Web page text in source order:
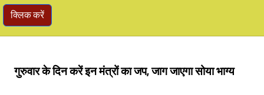
क्लिक करें
गुरुवार के दिन करें इन मंत्रों का जप, जाग जाएगा सोया भाग्य